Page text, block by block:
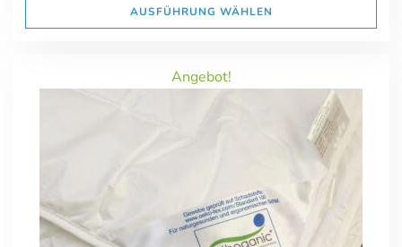
AUSFÜHRUNG WÄHLEN
Angebot!